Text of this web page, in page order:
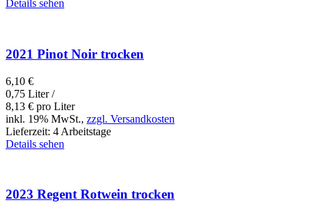
Details sehen
2021 Pinot Noir trocken
6,10 €
0,75 Liter /
8,13 € pro Liter
inkl. 19% MwSt., zzgl. Versandkosten
Lieferzeit: 4 Arbeitstage
Details sehen
2023 Regent Rotwein trocken